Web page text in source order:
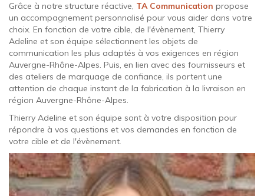
Grâce à notre structure réactive, TA Communication propose
un accompagnement personnalisé pour vous aider dans votre
choix. En fonction de votre cible, de l'évènement, Thierry
Adeline et son équipe sélectionnent les objets de
communication les plus adaptés à vos exigences en région
Auvergne-Rhône-Alpes. Puis, en lien avec des fournisseurs et
des ateliers de marquage de confiance, ils portent une
attention de chaque instant de la fabrication à la livraison en
région Auvergne-Rhône-Alpes.
Thierry Adeline et son équipe sont à votre disposition pour
répondre à vos questions et vos demandes en fonction de
votre cible et de l'évènement.